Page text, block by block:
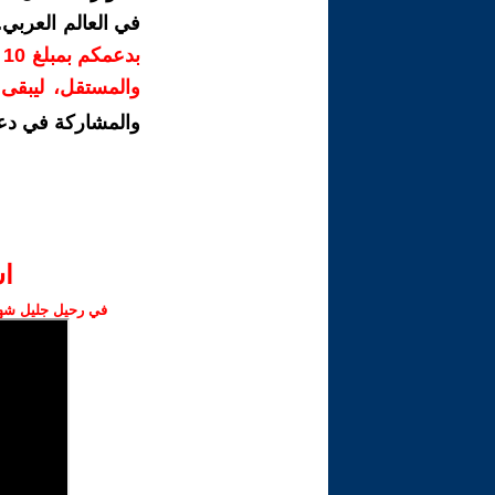
في العالم
والمستقل،
والمشاركة في
في رحيل جليل